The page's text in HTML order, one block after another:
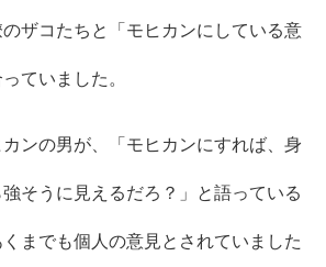
ザコたちと「モヒカンにしている意
ていました。
ンの男が、「モヒカンにすれば、身
そうに見えるだろ？」と語っている
までも個人の意見とされていました